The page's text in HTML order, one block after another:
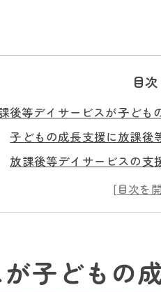
目次
後等デイサービスが子ども
子どもの成長支援に放課後
放課後等デイサービスの支
支援員が子どもに寄り添い
放課後等デイサービスの療
援員と共に築く子どもの健や
支援員と子どもが信頼関係
子どもの